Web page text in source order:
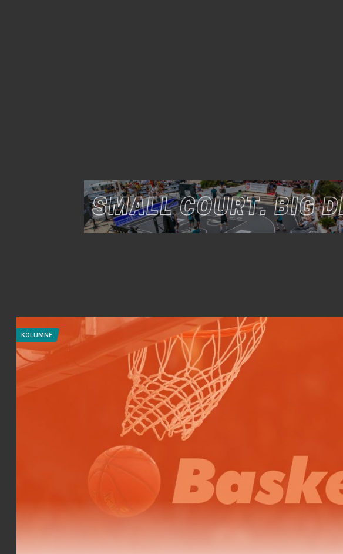
KOLUMNE